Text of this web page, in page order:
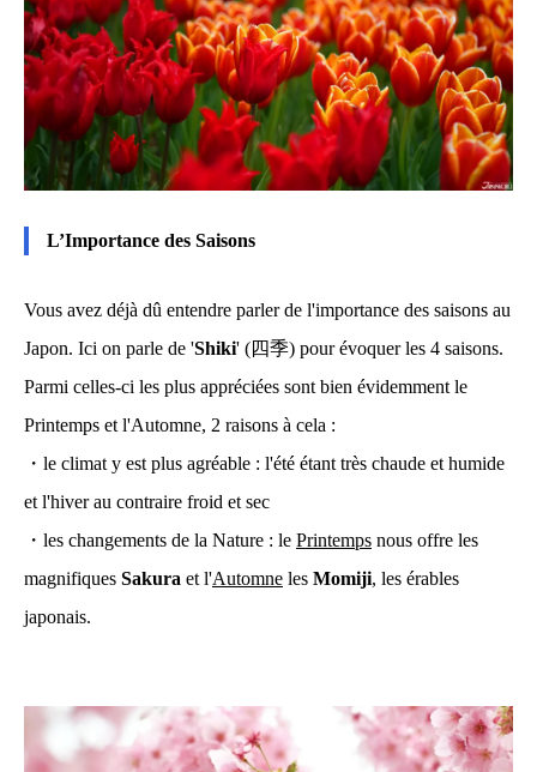
L’Importance des Saisons
Vous avez déjà dû entendre parler de l'importance des saisons au
Japon. Ici on parle de 'Shiki' (四季) pour évoquer les 4 saisons.
Parmi celles-ci les plus appréciées sont bien évidemment le
Printemps et l'Automne, 2 raisons à cela :
・le climat y est plus agréable : l'été étant très chaude et humide
et l'hiver au contraire froid et sec
・les changements de la Nature : le Printemps nous offre les
magnifiques Sakura et l'Automne les Momiji, les érables
japonais.